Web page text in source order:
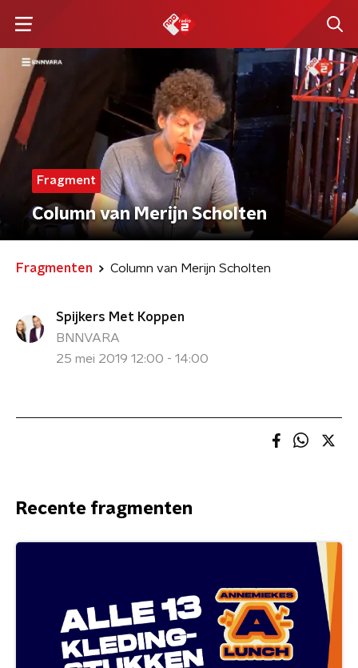
Fragment
Column van Merijn Scholten
Fragmenten Column van Merijn Scholten
Spijkers Met Koppen
BNNVARA
25 mei 2019 12:00 - 14:00
Recente fragmenten